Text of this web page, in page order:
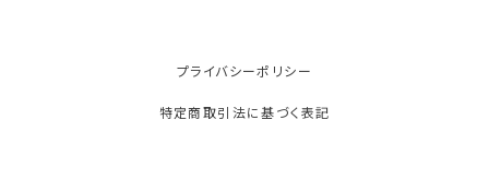
プライバシーポリシー
特定商取引法に基づく表記